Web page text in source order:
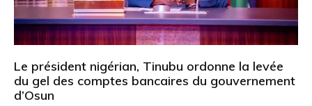
Le président nigérian, Tinubu ordonne la levée
du gel des comptes bancaires du gouvernement
d’Osun